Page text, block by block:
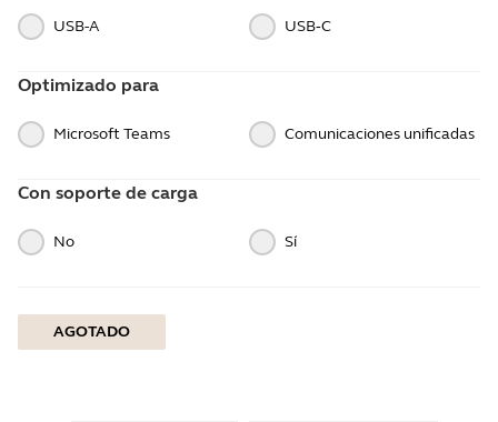
USB-A USB‑C
Optimizado para
Microsoft Teams Comunicaciones unificadas
Con soporte de carga
No Sí
AGOTADO